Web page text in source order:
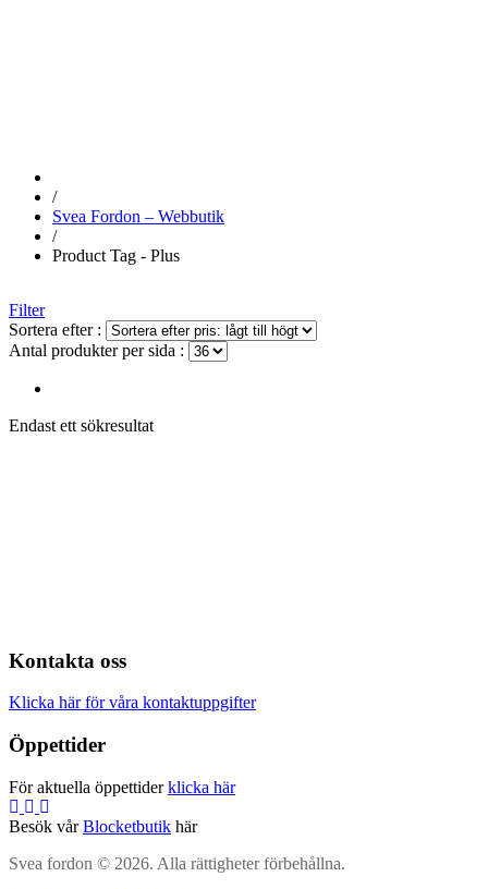
/
Svea Fordon – Webbutik
/
Product Tag - Plus
Filter
Sortera efter :
Antal produkter per sida :
Endast ett sökresultat
Kontakta oss
Klicka här för våra kontaktuppgifter
Öppettider
För aktuella öppettiderklicka här
Besök vårBlocketbutik här
Svea fordon © 2026. Alla rättigheter förbehållna.